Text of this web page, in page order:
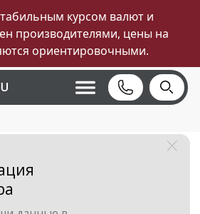
курсом валют и
производителями, цены на
ориентировочными.
вам в